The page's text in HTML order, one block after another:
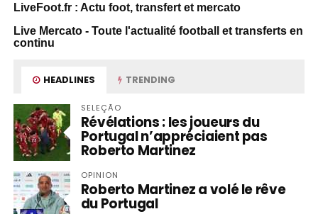
LiveFoot.fr : Actu foot, transfert et mercato
Live Mercato - Toute l'actualité football et transferts en
continu
HEADLINES TRENDING
SELEÇÃO
Révélations : les joueurs du
Portugal n’appréciaient pas
Roberto Martinez
OPINION
Roberto Martinez a volé le rêve
du Portugal